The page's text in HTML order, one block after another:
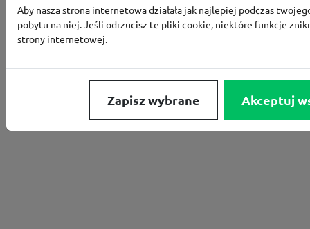
Aby nasza strona internetowa działała jak najlepiej podczas
pobytu na niej. Jeśli odrzucisz te pliki cookie, niektóre funkcje
strony internetowej.
Zapisz wybrane Akceptuj